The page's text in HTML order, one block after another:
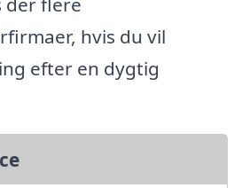
hvis du vil
efter en dygtig